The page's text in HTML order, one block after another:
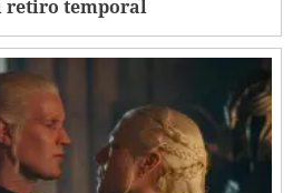
retiro temporal